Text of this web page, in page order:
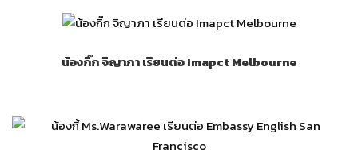
น้องกิ๊ก จิญาภา เรียนต่อ Imapct Melbourne